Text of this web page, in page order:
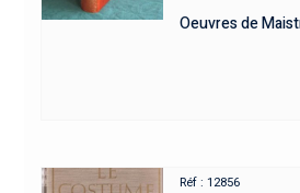
Oeuvres de
Réf : 12856